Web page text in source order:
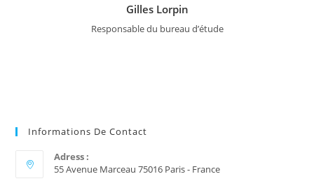
Gilles Lorpin
Responsable du bureau d’étude
Informations De Contact
Adress :
55 Avenue Marceau 75016 Paris - France